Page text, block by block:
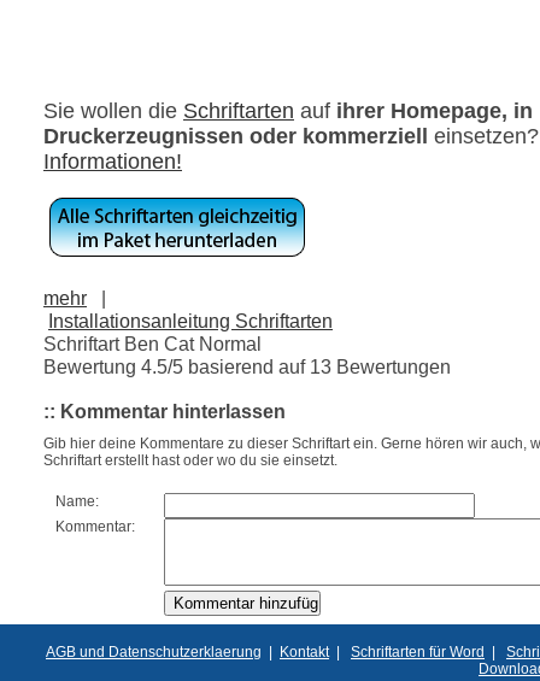
Sie wollen die Schriftarten auf ihrer Homepage, in
Druckerzeugnissen oder kommerziell
Informationen!
mehr
|
Installationsanleitung Schriftarten
Schriftart Ben Cat Normal
Bewertung 4.5/5 basierend auf 13 Bewertungen
:: Kommentar hinterlassen
Gib hier deine Kommentare zu dieser Schriftart ein. Gerne hören wir auch,
Schriftart erstellt hast oder wo du sie einsetzt.
Name:
Kommentar:
AGB und Datenschutzerklaerung | Kontakt| Schriftarten für Word |